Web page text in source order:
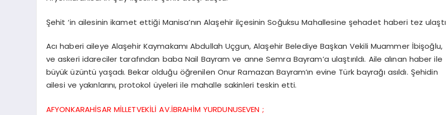
Şehit ‘in ailesinin ikamet ettiği Manisa’nın Alaşehir ilçesinin Soğuksu Mahallesine şehadet haberi tez ulaştı
Acı haberi aileye Alaşehir Kaymakamı Abdullah Uçgun, Alaşehir Belediye Başkan Vekili Muammer İbişoğlu,
ve askeri idareciler tarafından baba Nail Bayram ve anne Semra Bayram’a ulaştırıldı. Aile alınan haber ile
büyük üzüntü yaşadı. Bekar olduğu öğrenilen Onur Ramazan Bayram’ın evine Türk bayrağı asıldı. Şehidin
ailesi ve yakınlarını, protokol üyeleri ile mahalle sakinleri teskin etti.
AFYONKARAHİSAR MİLLETVEKİLİ AV.İBRAHİM YURDUNUSEVEN ;